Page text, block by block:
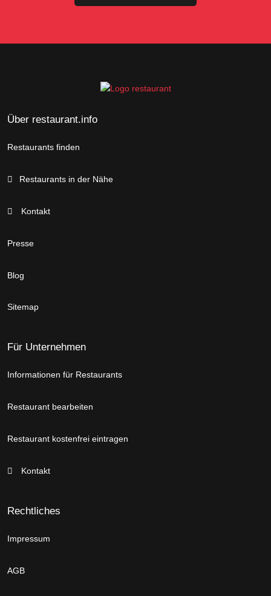
Über restaurant.info
Restaurants finden
Restaurants in der Nähe
Kontakt
Presse
Blog
Sitemap
Für Unternehmen
Informationen für Restaurants
Restaurant bearbeiten
Restaurant kostenfrei eintragen
Kontakt
Rechtliches
Impressum
AGB